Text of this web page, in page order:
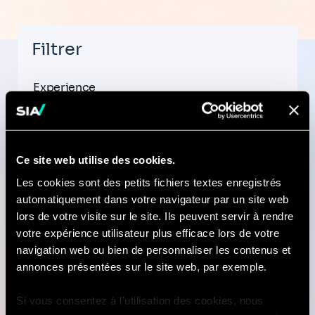
Ce site web utilise des cookies.
Les cookies sont des petits fichiers textes enregistrés
automatiquement dans votre navigateur par un site web
lors de votre visite sur le site. Ils peuvent servir à rendre
votre expérience utilisateur plus efficace lors de votre
navigation web ou bien de personnaliser les contenus et
annonces présentées sur le site web, par exemple.
Si vous consentez à l’utilisation des cookies, nous
Filtrer
Experience
Pays
Ville